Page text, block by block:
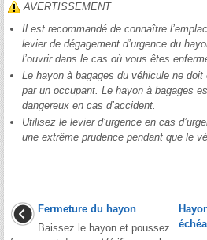
AVERTISSEMENT
Il est recommandé de connaître
levier de dégagement d’urgence du
l’ouvrir dans le cas où vous êtes
Le hayon à bagages du véhicule ne
par un occupant. Le hayon à bagages
dangereux en cas d’accident.
Utilisez le levier d’urgence en cas
une extrême prudence pendant que le
Fermeture du hayon
Baissez le hayon et poussez